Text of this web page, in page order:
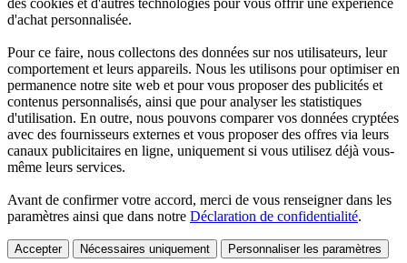
d'achat personnalisée.
Pour ce faire, nous collectons des données sur nos utilisateurs, leur
comportement et leurs appareils. Nous les utilisons pour optimiser en
permanence notre site web et pour vous proposer des publicités et
contenus personnalisés, ainsi que pour analyser les statistiques
d'utilisation. En outre, nous pouvons comparer vos données cryptées
avec des fournisseurs externes et vous proposer des offres via leurs
canaux publicitaires en ligne, uniquement si vous utilisez déjà vous-
même leurs services.
Avant de confirmer votre accord, merci de vous renseigner dans les
paramètres ainsi que dans notre Déclaration de confidentialité.
Accepter Nécessaires uniquement Personnaliser les paramètres